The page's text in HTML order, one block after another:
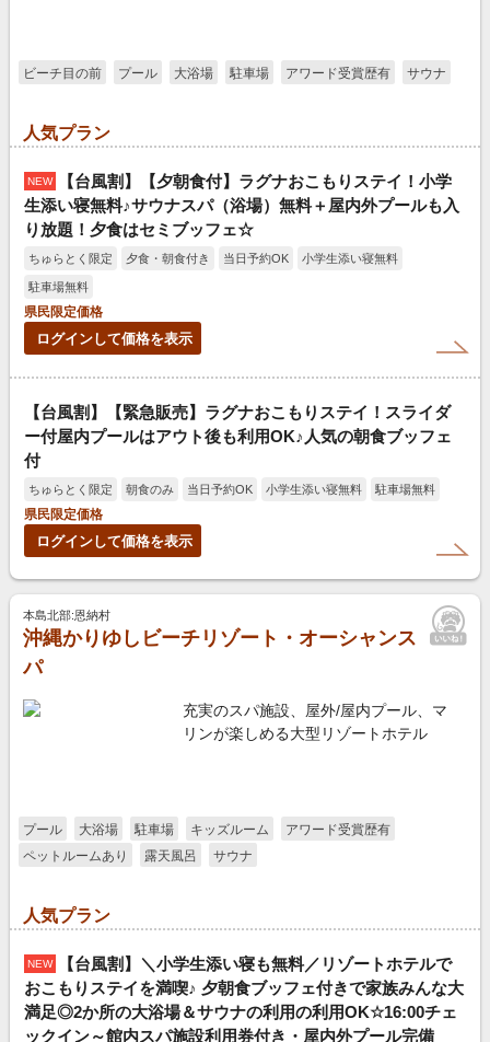
ビーチ目の前 プール 大浴場 駐車場 アワード受賞歴有 サウナ
人気プラン
NEW
【台風割】【夕朝食付】ラグナおこもりステイ！小学
生添い寝無料♪サウナスパ（浴場）無料＋屋内外プールも入
り放題！夕食はセミブッフェ☆
ちゅらとく限定 夕食・朝食付き 当日予約OK 小学生添い寝無料
駐車場無料
県民限定価格
ログインして価格を表示
【台風割】【緊急販売】ラグナおこもりステイ！スライダ
ー付屋内プールはアウト後も利用OK♪人気の朝食ブッフェ
付
ちゅらとく限定 朝食のみ 当日予約OK 小学生添い寝無料
駐車場無料
県民限定価格
ログインして価格を表示
本島北部:恩納村
沖縄かりゆしビーチリゾート・オーシャンス
パ
充実のスパ施設、屋外/屋内プール、マ
リンが楽しめる大型リゾートホテル
プール 大浴場 駐車場 キッズルーム
アワード受賞歴有
ペットルームあり
露天風呂 サウナ
人気プラン
NEW
【台風割】＼小学生添い寝も無料／リゾートホテルで
おこもりステイを満喫♪ 夕朝食ブッフェ付きで家族みんな大
満足◎2か所の大浴場＆サウナの利用の利用OK☆16:00チェ
ックイン～館内スパ施設利用券付き・屋内外プール完備